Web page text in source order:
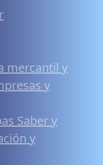
mercantil y
y
Saber y
y